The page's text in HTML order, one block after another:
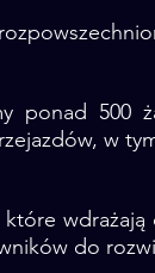
ponad 500
w
do